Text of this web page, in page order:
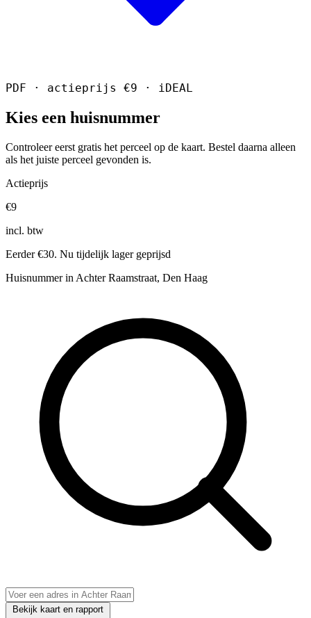
PDF · actieprijs €9 · iDEAL
Kies een huisnummer
Controleer eerst gratis het perceel op de kaart. Bestel daarna alleen
als het juiste perceel gevonden is.
Actieprijs
€9
incl. btw
Eerder €30. Nu tijdelijk lager geprijsd
Huisnummer in Achter Raamstraat, Den Haag
Bekijk kaart en rapport